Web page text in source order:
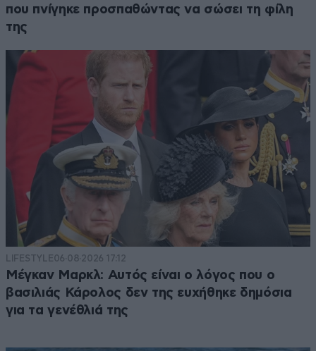
που πνίγηκε προσπαθώντας να σώσει τη φίλη
της
LIFESTYLE06·08·2026 17:12
Μέγκαν Μαρκλ: Αυτός είναι ο λόγος που ο
βασιλιάς Κάρολος δεν της ευχήθηκε δημόσια
για τα γενέθλιά της